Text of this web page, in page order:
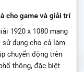
cho game và giải trí
1920 x 1080 mang
sử dụng cho cả làm
chuyển động trên
thông, đặc biệt